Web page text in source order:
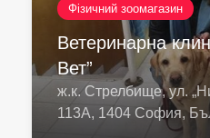
Фізичний зоомагазин
Ветеринарна
Вет”
ж.к. Стрелбище, ул.
113А, 1404 София,